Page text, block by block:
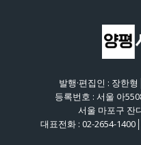
발행·편집인 : 장한
등록번호 : 서울 아
서울 마포구 잔
대표전화 : 02-2654-